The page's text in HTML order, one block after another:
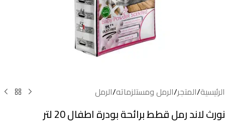
الرئيسية/المتجر/الرمل ومستلزماته/الرمل
نورث لاند رمل قطط برائحة بودرة اطفال 20 لتر